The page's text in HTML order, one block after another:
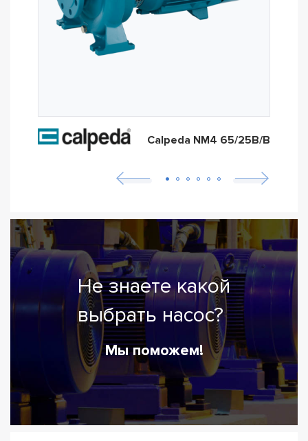
Calpeda NM4 65/25B/B
Не знаете какой
выбрать насос?
Мы поможем!